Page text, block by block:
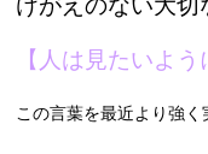
けがえのない大切
【人は見たいよ
この言葉を最近より強く